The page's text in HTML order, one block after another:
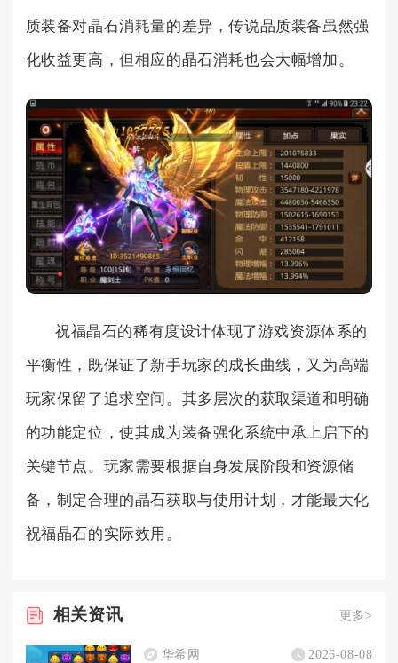
质装备对晶石消耗量的差异，传说品质装备虽然强
化收益更高，但相应的晶石消耗也会大幅增加。
祝福晶石的稀有度设计体现了游戏资源体系的
平衡性，既保证了新手玩家的成长曲线，又为高端
玩家保留了追求空间。其多层次的获取渠道和明确
的功能定位，使其成为装备强化系统中承上启下的
关键节点。玩家需要根据自身发展阶段和资源储
备，制定合理的晶石获取与使用计划，才能最大化
祝福晶石的实际效用。
相关资讯 更多>
华希网 2026-08-08